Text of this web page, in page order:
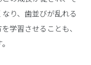
り、歯並びが乱れる
学習させることも、